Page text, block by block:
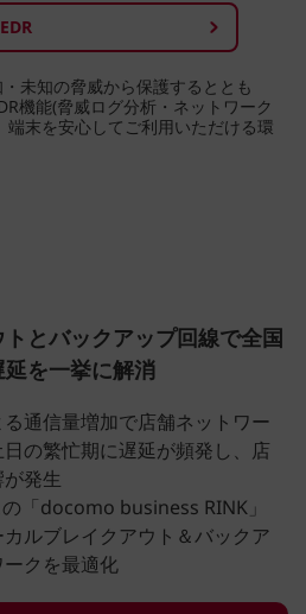
EDR
未知の脅威から保護するととも
機能(脅威ログ分析・ネットワーク
端末を安心してご利用いただける環
とバックアップ回線で全国
を一挙に解消
通信量増加で店舗ネットワー
の繁忙期に遅延が頻発し、店
発生
「docomo business RINK」
ルブレイクアウト＆バックア
クを最適化